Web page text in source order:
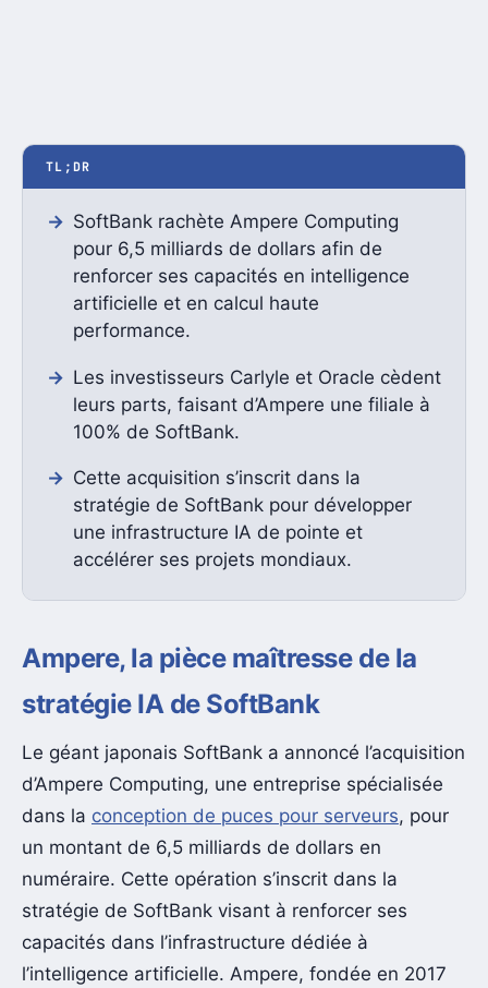
TL;DR
SoftBank rachète Ampere Computing
pour 6,5 milliards de dollars afin de
renforcer ses capacités en intelligence
artificielle et en calcul haute
performance.
Les investisseurs Carlyle et Oracle cèdent
leurs parts, faisant d’Ampere une filiale à
100% de SoftBank.
Cette acquisition s’inscrit dans la
stratégie de SoftBank pour développer
une infrastructure IA de pointe et
accélérer ses projets mondiaux.
Ampere, la pièce maîtresse de la
stratégie IA de SoftBank
Le géant japonais SoftBank a annoncé l’acquisition
d’Ampere Computing, une entreprise spécialisée
dans la conception de puces pour serveurs, pour
un montant de 6,5 milliards de dollars en
numéraire. Cette opération s’inscrit dans la
stratégie de SoftBank visant à renforcer ses
capacités dans l’infrastructure dédiée à
l’intelligence artificielle. Ampere, fondée en 2017